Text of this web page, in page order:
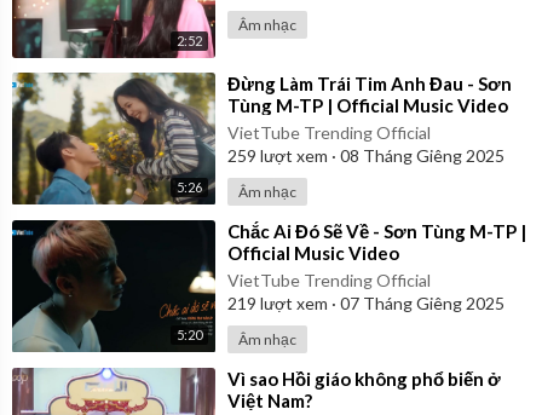
2:52
Âm nhạc
5:26
⁣Đừng Làm Trái Tim Anh Đau - Sơn
Tùng M-TP | Official Music Video
VietTube Trending Official
259 lượt xem · 08 Tháng Giêng 2025
Âm nhạc
5:20
⁣Chắc Ai Đó Sẽ Về - Sơn Tùng M-TP |
Official Music Video
VietTube Trending Official
219 lượt xem · 07 Tháng Giêng 2025
Âm nhạc
⁣Vì sao Hồi giáo không phổ biến ở
Việt Nam?